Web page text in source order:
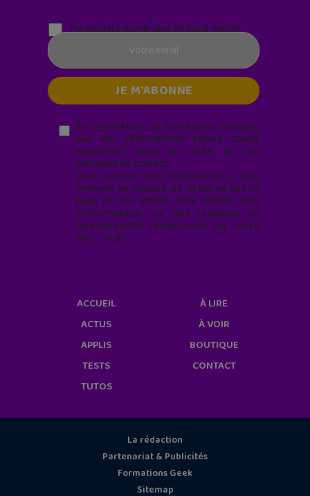
Parentalité numérique (le lundi matin)
En soumettant ce formulaire, j’accepte
que les informations saisies soient
exploitées* dans le cadre de ma
demande de contact.
Vous pouvez vous désabonner à tout
moment en cliquant sur le lien en bas de
page de nos emails. Pour obtenir plus
d'informations sur nos pratiques de
confidentialité, rendez-vous sur notre
site web
ACCUEIL
ACTUS
APPLIS
TESTS
TUTOS
À LIRE
À VOIR
BOUTIQUE
CONTACT
La rédaction
Partenariat & Publicités
Formations Geek
Sitemap